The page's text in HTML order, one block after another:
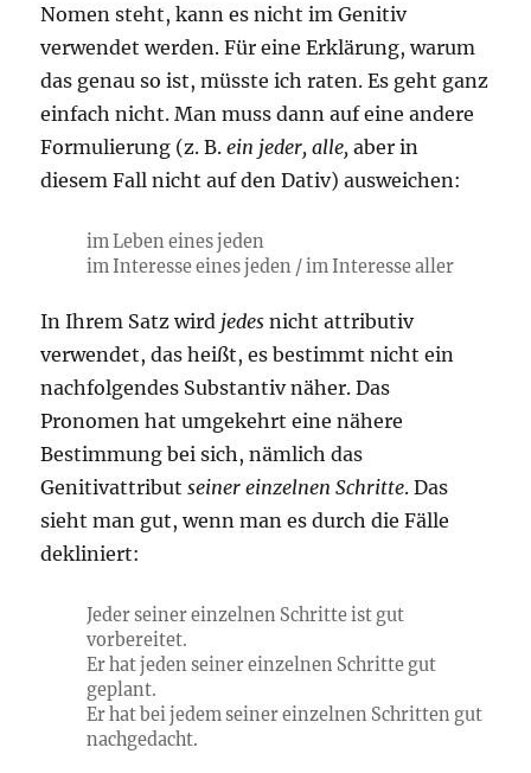
Nomen steht, kann es nicht im Genitiv
verwendet werden. Für eine Erklärung, warum
das genau so ist, müsste ich raten. Es geht ganz
einfach nicht. Man muss dann auf eine andere
Formulierung (z. B.ein jeder, alle,aber in
diesem Fall nicht auf den Dativ) ausweichen:
im Leben eines jeden
im Interesse eines jeden / im Interesse aller
In Ihrem Satz wird jedes nicht attributiv
verwendet, das heißt, es bestimmt nicht ein
nachfolgendes Substantiv näher. Das
Pronomen hat umgekehrt eine nähere
Bestimmung bei sich, nämlich das
Genitivattributseiner einzelnen Schritte. Das
sieht man gut, wenn man es durch die Fälle
dekliniert:
Jeder seiner einzelnen Schritte ist gut
vorbereitet.
Er hat jeden seiner einzelnen Schritte gut
geplant.
Er hat bei jedem seiner einzelnen Schritten gut
nachgedacht.